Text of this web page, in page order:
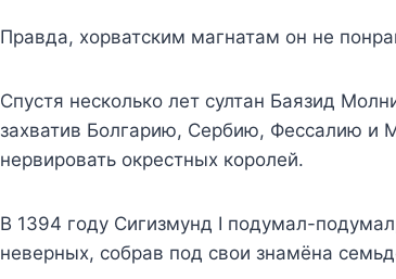
Правда, хорватским магнатам он не
Спустя несколько лет султан Баязид
захватив Болгарию, Сербию, Фессалию и
нервировать окрестных королей.
В 1394 году Сигизмунд I подумал-
неверных, собрав под свои знамёна